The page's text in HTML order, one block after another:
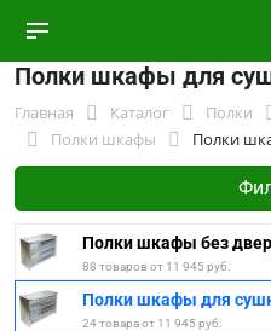
Полки шкафы для
Главная Каталог Полки
Полки шкафы
Полки
Полки шкафы без
88 товаров от 11 945 руб.
Полки шкафы для
24 товара от 11 945 руб.